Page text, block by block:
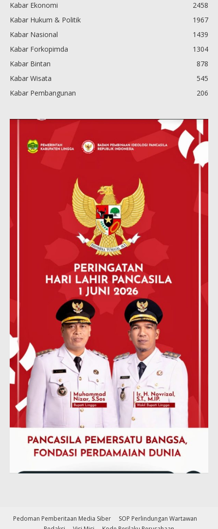
Kabar Ekonomi
2458
Kabar Hukum & Politik
1967
Kabar Nasional
1439
Kabar Forkopimda
1304
Kabar Bintan
878
Kabar Wisata
545
Kabar Pembangunan
206
Pedoman Pemberitaan Media Siber
SOP Perlindungan Wartawan